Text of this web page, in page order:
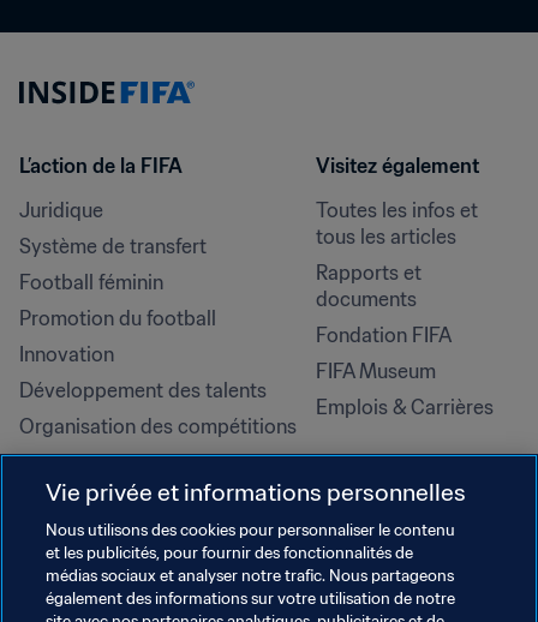
L’action de la FIFA
Juridique
Système de transfert
Football féminin
Promotion du football
Innovation
Développement des talents
Organisation des compétitions
Développement durable
Droits de l'homme et lutte contre
la discrimination
Santé et médical
Initiatives en matière de
Visitez également
Toutes les infos et
tous les articles
Rapports et
documents
Fondation FIFA
FIFA Museum
Emplois & Carrières
Vie privée et informations personnelles
Nous utilisons des cookies pour personnaliser le contenu
et les publicités, pour fournir des fonctionnalités de
médias sociaux et analyser notre trafic. Nous partageons
également des informations sur votre utilisation de notre